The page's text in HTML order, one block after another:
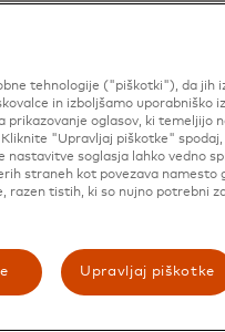
pobud podjetja
bančništvo, plačila z
trženje in storitve
finančne
in prilagajala
svoje kariere je bil
standard čipov EMV
tehnologije ("piškotki"), da jih
in izboljšamo uporabniško
oglasov, ki temeljijo
"Upravljaj piškotke" spodaj,
nastavitve soglasja lahko vedno
straneh kot povezava namesto
razen tistih, ki so nujno potrebni
Upravljaj piškotke